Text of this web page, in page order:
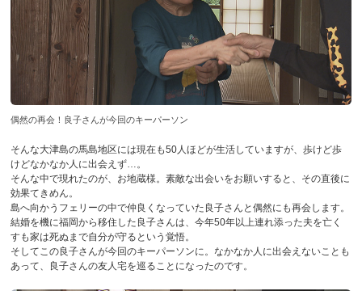
偶然の再会！良子さんが今回のキーパーソン
そんな大津島の馬島地区には現在も50人ほどが生活していますが、歩けど歩
けどなかなか人に出会えず…。
そんな中で現れたのが、お地蔵様。素敵な出会いをお願いすると、その直後に
効果てきめん。
島へ向かうフェリーの中で仲良くなっていた良子さんと偶然にも再会します。
結婚を機に福岡から移住した良子さんは、今年50年以上連れ添った夫を亡く
すも家は死ぬまで自分が守るという覚悟。
そしてこの良子さんが今回のキーパーソンに。なかなか人に出会えないことも
あって、良子さんの友人宅を巡ることになったのです。